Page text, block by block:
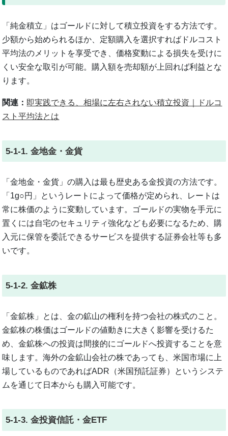
「純金積立」はゴールドに対して積立投資をする方法です。
少額から始められるほか、定額購入を選択すればドルコスト
平均法のメリットを享受でき、価格変動による損失を受けに
くい安全な取引が可能。購入額を売却額が上回れば利益とな
ります。
関連： 即実践できる、相場に左右されない積立投資｜ドルコ
スト平均法とは
5-1-1. 金地金・金貨
「金地金・金貨」の購入は最も歴史ある金投資の方法です。
「1g○円」というレートによって価格が定められ、レートは
常に株価のように変動しています。ゴールドの実物を手元に
置くには自宅のセキュリティ強化なども必要になるため、購
入元に保管を委託できるサービスを提供する証券会社等も多
いです。
5-1-2. 金鉱株
「金鉱株」とは、金の鉱山の権利を持つ会社の株式のこと。
金鉱株の株価はゴールドの値動きに大きく影響を受けるた
め、金鉱株への投資は間接的にゴールドへ投資することを意
味します。海外の金鉱山会社の株であっても、米国市場に上
場しているものであればADR（米国預託証券）というシステ
ムを通じて日本からも購入可能です。
5-1-3. 金投資信託・金ETF